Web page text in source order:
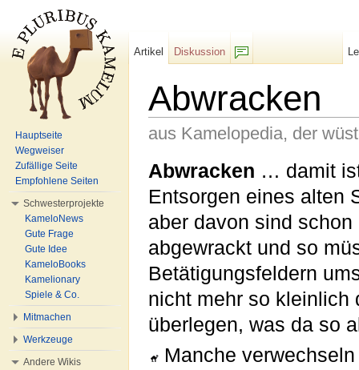
Abwracken
aus Kamelopedia, der
Abwracken … damit
Entsorgen eines alten
aber davon sind
abgewrackt und so
Betätigungsfeldern
nicht mehr so kleinlich
überlegen, was da so
Manche
Artikel
Diskussion
Hauptseite
Wegweiser
Zufällige Seite
Empfohlene Seiten
Schwesterprojekte
KameloNews
Gute Frage
Gute Idee
KameloBooks
Kamelionary
Spiele & Co.
Mitmachen
Werkzeuge
Andere Wikis